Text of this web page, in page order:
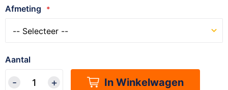
Afmeting
Aantal
In Winkelwagen